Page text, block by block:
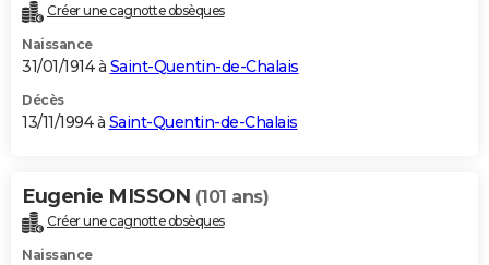
Créer une cagnotte obsèques
Naissance
31/01/1914 à Saint-Quentin-de-Chalais
Décès
13/11/1994 à Saint-Quentin-de-Chalais
Eugenie MISSON (101 ans)
Créer une cagnotte obsèques
Naissance